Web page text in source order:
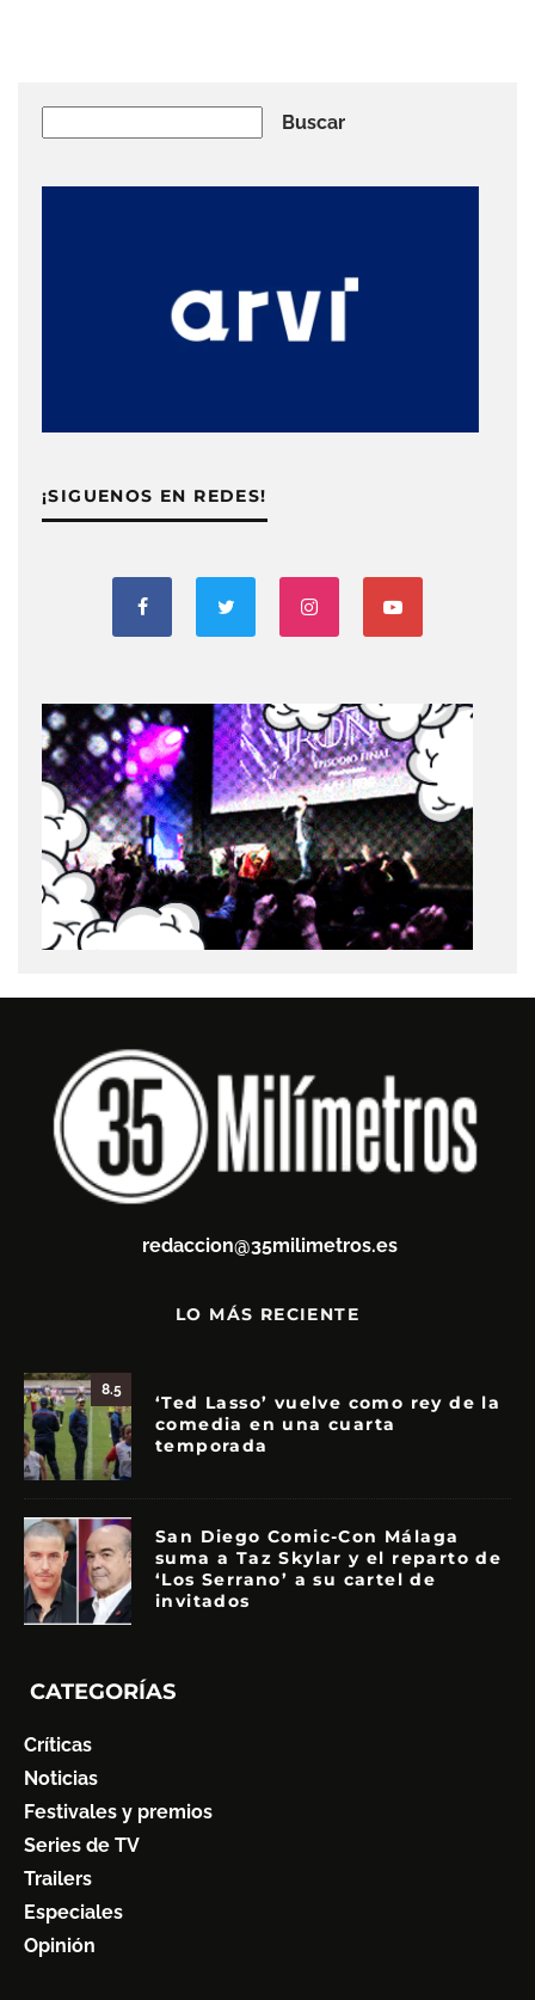
Buscar
¡SIGUENOS EN REDES!
redaccion@35milimetros.es
LO MÁS RECIENTE
8.5
‘Ted Lasso’ vuelve como rey de la
comedia en una cuarta
temporada
San Diego Comic-Con Málaga
suma a Taz Skylar y el reparto de
‘Los Serrano’ a su cartel de
invitados
CATEGORÍAS
Críticas
Noticias
Festivales y premios
Series de TV
Trailers
Especiales
Opinión